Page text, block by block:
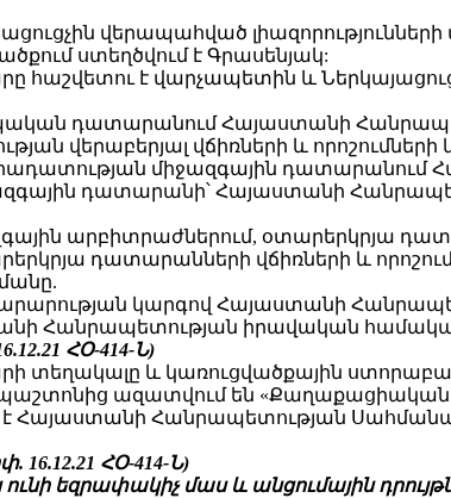
վերապահված
ստեղծվում է Գրասենյակ:
հաշվետու է վարչապետին և
դատարանում Հայաստանի
վերաբերյալ վճիռների և
միջազգային դատարանում
դատարանի՝ Հայաստանի
արբիտրաժներում, օտարերկրյա
դատարանների վճիռների և
կարգով Հայաստանի
Հանրապետության իրավական
ՀՕ-414-Ն)
տեղակալը և կառուցվածքային
ազատվում են «Քաղաքացիական
է Հայաստանի Հանրապետության
16.12.21 ՀՕ-414-Ն)
եզրափակիչ մաս և անցումային